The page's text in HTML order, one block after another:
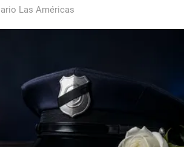
Las Américas